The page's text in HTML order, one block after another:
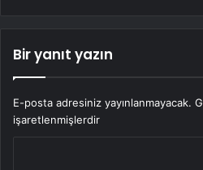
Bir yanıt yazın
E-posta adresiniz yayınlanmayacak.
işaretlenmişlerdir